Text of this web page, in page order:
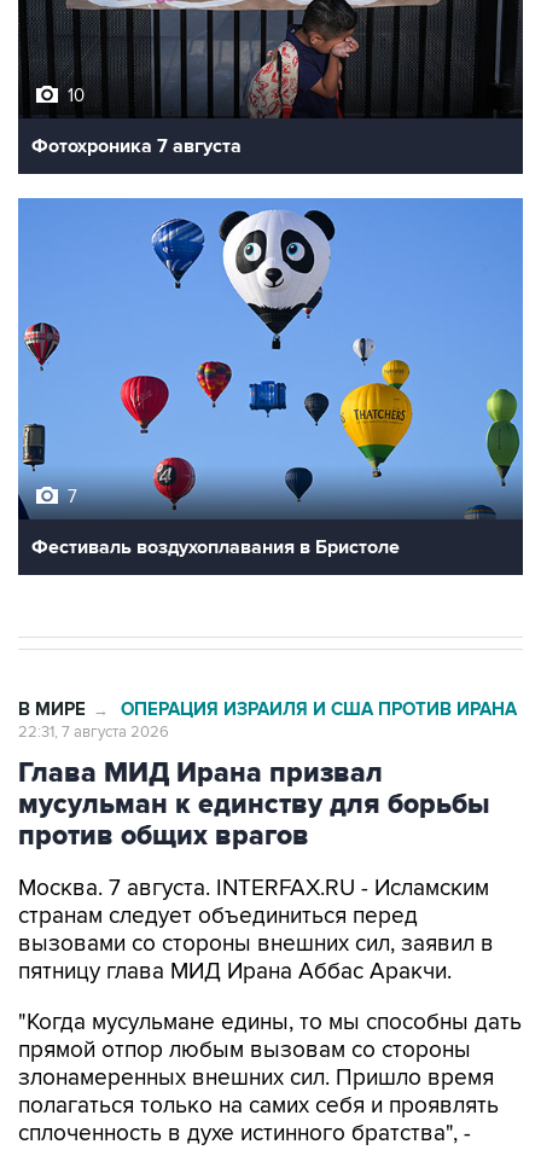
10
Фотохроника 7 августа
7
Фестиваль воздухоплавания в Бристоле
В МИРЕ → ОПЕРАЦИЯ ИЗРАИЛЯ И США ПРОТИВ ИРАНА
22:31, 7 августа 2026
Глава МИД Ирана призвал
мусульман к единству для борьбы
против общих врагов
Москва. 7 августа. INTERFAX.RU - Исламским
странам следует объединиться перед
вызовами со стороны внешних сил, заявил в
пятницу глава МИД Ирана Аббас Аракчи.
"Когда мусульмане едины, то мы способны дать
прямой отпор любым вызовам со стороны
злонамеренных внешних сил. Пришло время
полагаться только на самих себя и проявлять
сплоченность в духе истинного братства", -